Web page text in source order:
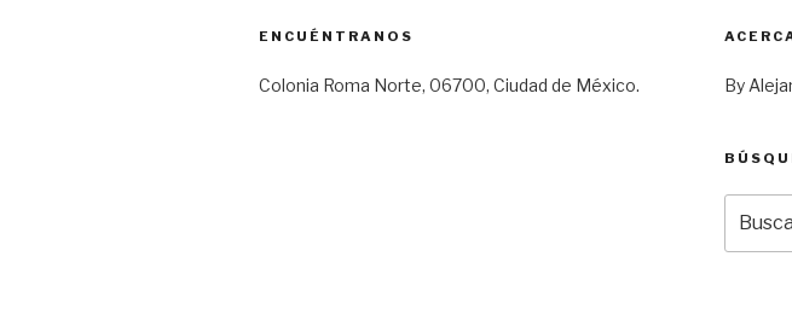
ENCUÉNTRANOS
Colonia Roma Norte, 06700, Ciudad de México. By
por: